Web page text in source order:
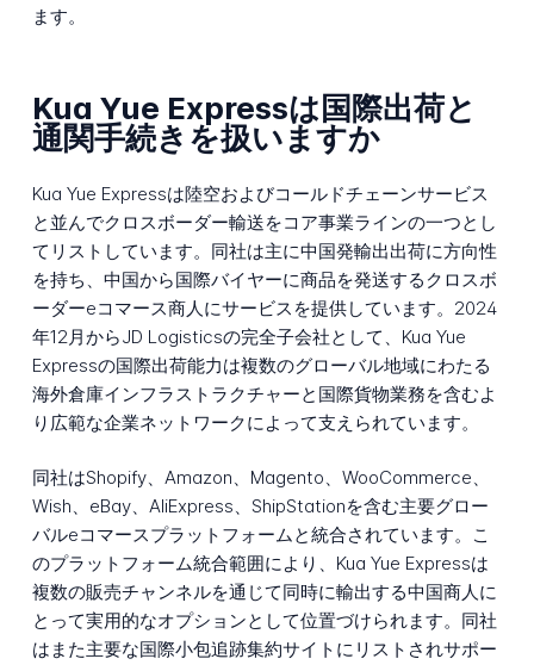
ます。
Kua Yue Expressは国際出荷と
通関手続きを扱いますか
Kua Yue Expressは陸空およびコールドチェーンサービス
と並んでクロスボーダー輸送をコア事業ラインの一つとし
てリストしています。同社は主に中国発輸出出荷に方向性
を持ち、中国から国際バイヤーに商品を発送するクロスボ
ーダーeコマース商人にサービスを提供しています。2024
年12月からJD Logisticsの完全子会社として、Kua Yue
Expressの国際出荷能力は複数のグローバル地域にわたる
海外倉庫インフラストラクチャーと国際貨物業務を含むよ
り広範な企業ネットワークによって支えられています。
同社はShopify、Amazon、Magento、WooCommerce、
Wish、eBay、AliExpress、ShipStationを含む主要グロー
バルeコマースプラットフォームと統合されています。こ
のプラットフォーム統合範囲により、Kua Yue Expressは
複数の販売チャンネルを通じて同時に輸出する中国商人に
とって実用的なオプションとして位置づけられます。同社
はまた主要な国際小包追跡集約サイトにリストされサポー